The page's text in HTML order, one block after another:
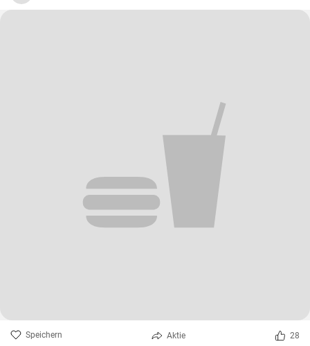
Speichern Aktie 28